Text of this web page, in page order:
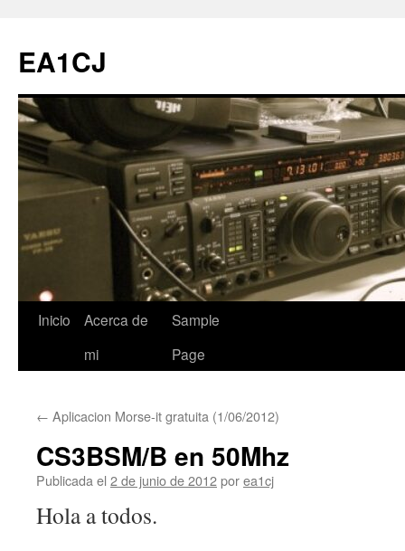
contenido
EA1CJ
Inicio
Acerca de
mi
Sample
Page
← Aplicacion Morse-it gratuita (1/06/2012)
CS3BSM/B en 50Mhz
Publicada el 2 de junio de 2012porea1cj
Hola a todos.